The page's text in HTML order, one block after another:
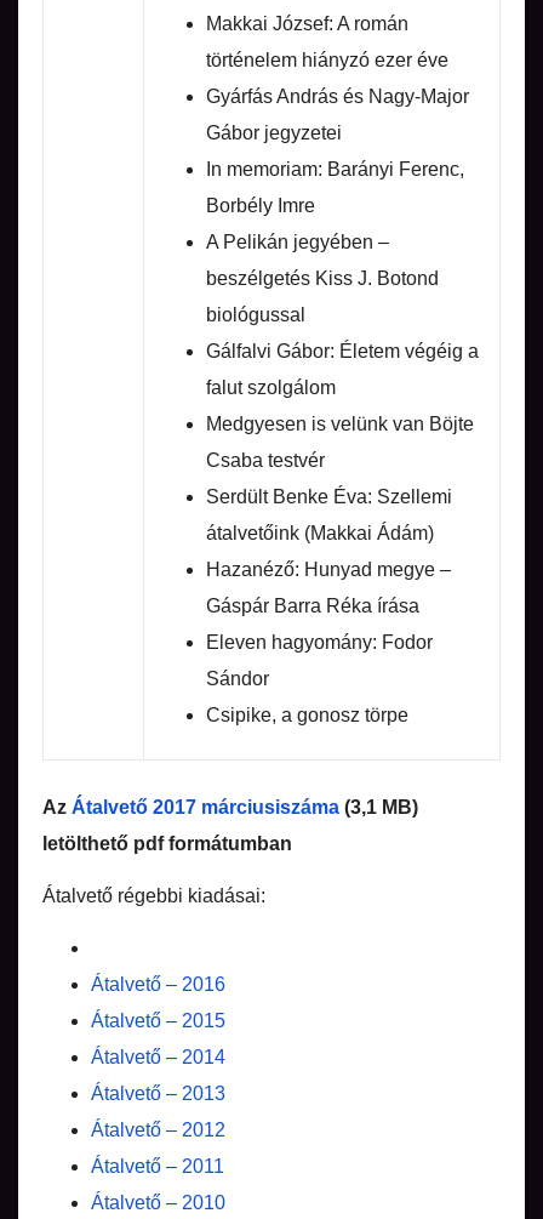
Makkai József: A román
történelem hiányzó ezer éve
Gyárfás András és Nagy-Major
Gábor jegyzetei
In memoriam: Barányi Ferenc,
Borbély Imre
A Pelikán jegyében –
beszélgetés Kiss J. Botond
biológussal
Gálfalvi Gábor: Életem végéig a
falut szolgálom
Medgyesen is velünk van Böjte
Csaba testvér
Serdült Benke Éva: Szellemi
átalvetőink (Makkai Ádám)
Hazanéző: Hunyad megye –
Gáspár Barra Réka írása
Eleven hagyomány: Fodor
Sándor
Csipike, a gonosz törpe
Az Átalvető 2017 márciusiszáma (3,1 MB)
letölthető pdf formátumban
Átalvető régebbi kiadásai:
Átalvető – 2016
Átalvető – 2015
Átalvető – 2014
Átalvető – 2013
Átalvető – 2012
Átalvető – 2011
Átalvető – 2010